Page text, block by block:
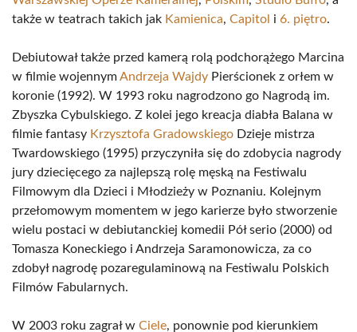
także w teatrach takich jak Kamienica, Capitol i 6. piętro.
Debiutował także przed kamerą rolą podchorążego Marcina
w filmie wojennymAndrzeja Wajdy Pierścionek z orłem w
koronie (1992). W 1993 roku nagrodzono go Nagrodą im.
Zbyszka Cybulskiego. Z kolei jego kreacja diabła Balana w
filmie fantasy Krzysztofa Gradowskiego Dzieje mistrza
Twardowskiego (1995) przyczyniła się do zdobycia nagrody
jury dziecięcego za najlepszą rolę męską na Festiwalu
Filmowym dla Dzieci i Młodzieży w Poznaniu. Kolejnym
przełomowym momentem w jego karierze było stworzenie
wielu postaci w debiutanckiej komedii Pół serio (2000) od
Tomasza Koneckiego i Andrzeja Saramonowicza, za co
zdobył nagrodę pozaregulaminową na Festiwalu Polskich
Filmów Fabularnych.
W 2003 roku zagrał w Ciele, ponownie pod kierunkiem